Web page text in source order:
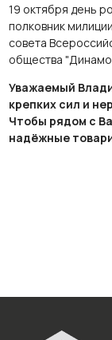
19 октября день
полковник
совета
общества
Уважаемый
крепких сил и
Чтобы рядом с
надёжные